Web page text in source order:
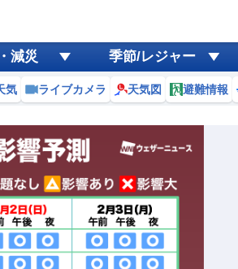
減災 季節/レジャー
気 ライブカメラ 天気図 避難情報